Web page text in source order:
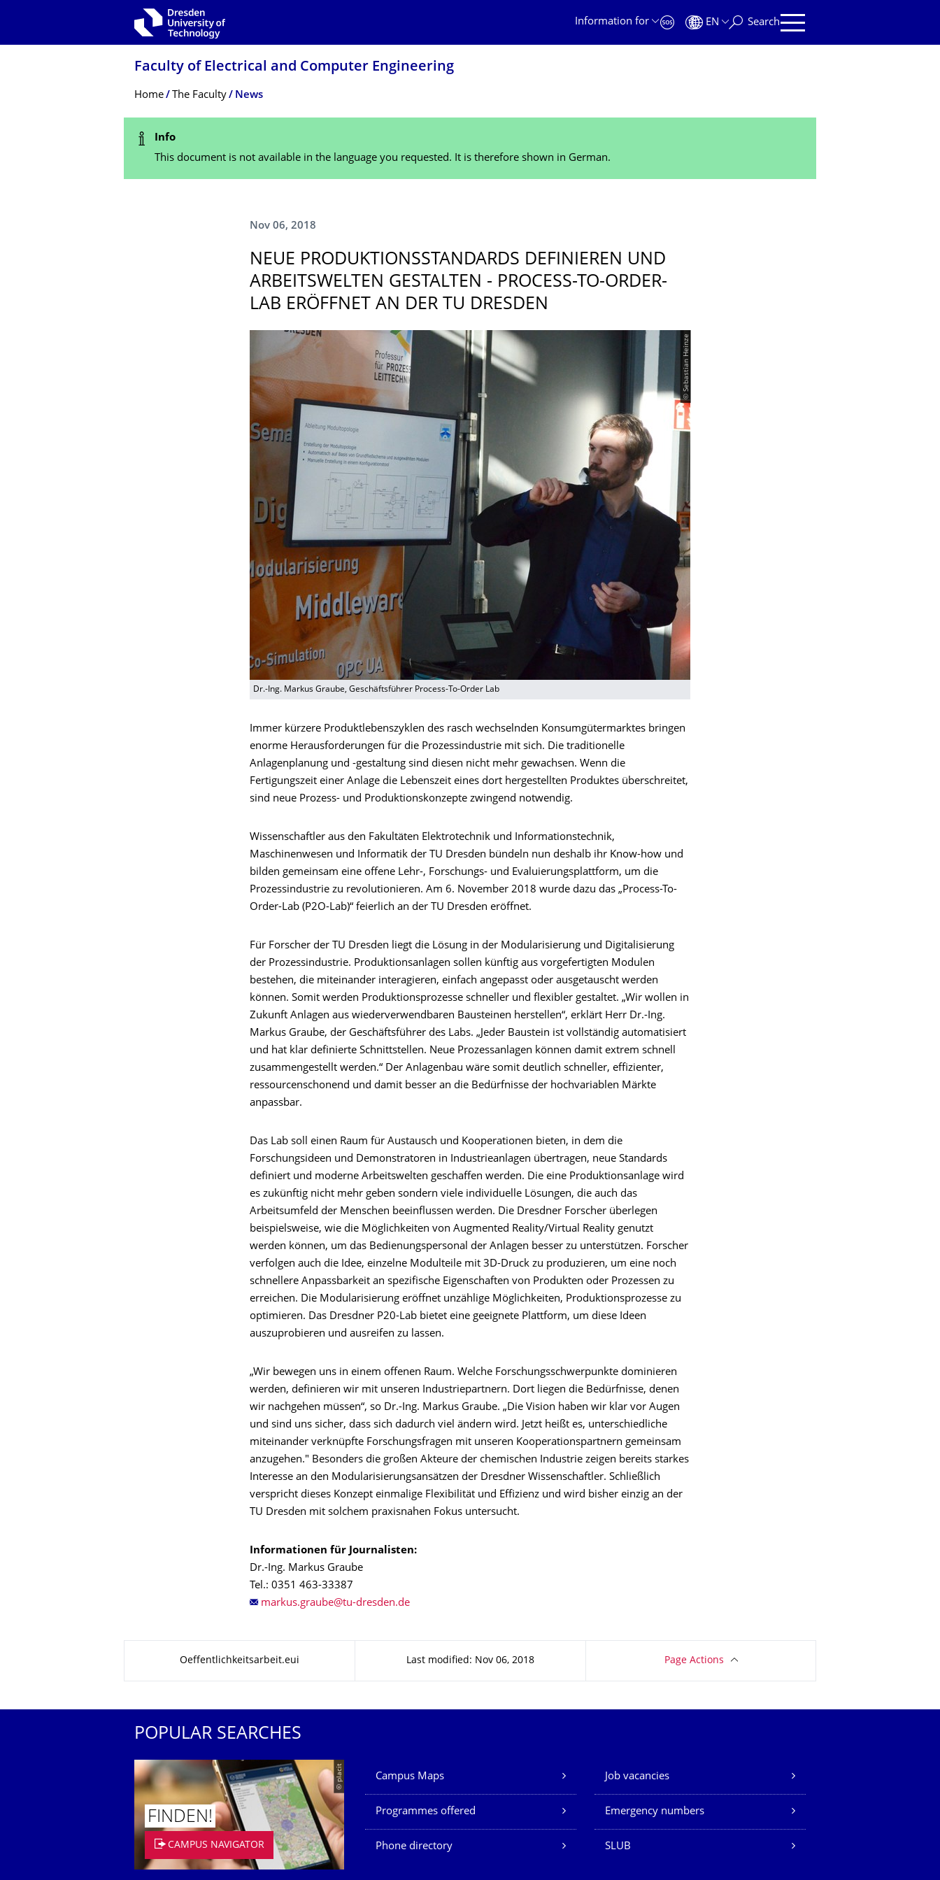
Information for
EN Search
Faculty of Electrical and Computer Engineering
Breadcrumb Menu
Home The Faculty News
Status Message
Info
This document is not available in the language you requested. It is therefore shown in German.
Nov 06, 2018
NEUE PRODUK­TIONSSTANDARDS DEFINIEREN UND
ARBEITSWELTEN GESTALTEN - PROCESS-TO-ORDER-
LAB ERÖFFNET AN DER TU DRESDEN
© Sebastian Heinze
Dr.-Ing. Markus Graube, Geschäftsführer Process-To-Order Lab
Immer kürzere Produktlebenszyklen des rasch wechselnden Konsumgütermarktes bringen
enorme Herausforderungen für die Prozessindustrie mit sich. Die traditionelle
Anlagenplanung und -gestaltung sind diesen nicht mehr gewachsen. Wenn die
Fertigungszeit einer Anlage die Lebenszeit eines dort hergestellten Produktes überschreitet,
sind neue Prozess- und Produktionskonzepte zwingend notwendig.
Wissenschaftler aus den Fakultäten Elektrotechnik und Informationstechnik,
Maschinenwesen und Informatik der TU Dresden bündeln nun deshalb ihr Know-how und
bilden gemeinsam eine offene Lehr-, Forschungs- und Evaluierungsplattform, um die
Prozessindustrie zu revolutionieren. Am 6. November 2018 wurde dazu das „Process-To-
Order-Lab (P2O-Lab)“ feierlich an der TU Dresden eröffnet.
Für Forscher der TU Dresden liegt die Lösung in der Modularisierung und Digitalisierung
der Prozessindustrie. Produktionsanlagen sollen künftig aus vorgefertigten Modulen
bestehen, die miteinander interagieren, einfach angepasst oder ausgetauscht werden
können. Somit werden Produktionsprozesse schneller und flexibler gestaltet. „Wir wollen in
Zukunft Anlagen aus wiederverwendbaren Bausteinen herstellen“, erklärt Herr Dr.-Ing.
Markus Graube, der Geschäftsführer des Labs. „Jeder Baustein ist vollständig automatisiert
und hat klar definierte Schnittstellen. Neue Prozessanlagen können damit extrem schnell
zusammengestellt werden.“ Der Anlagenbau wäre somit deutlich schneller, effizienter,
ressourcenschonend und damit besser an die Bedürfnisse der hochvariablen Märkte
anpassbar.
Das Lab soll einen Raum für Austausch und Kooperationen bieten, in dem die
Forschungsideen und Demonstratoren in Industrieanlagen übertragen, neue Standards
definiert und moderne Arbeitswelten geschaffen werden. Die eine Produktionsanlage wird
es zukünftig nicht mehr geben sondern viele individuelle Lösungen, die auch das
Arbeitsumfeld der Menschen beeinflussen werden. Die Dresdner Forscher überlegen
beispielsweise, wie die Möglichkeiten von Augmented Reality/Virtual Reality genutzt
werden können, um das Bedienungspersonal der Anlagen besser zu unterstützen. Forscher
verfolgen auch die Idee, einzelne Modulteile mit 3D-Druck zu produzieren, um eine noch
schnellere Anpassbarkeit an spezifische Eigenschaften von Produkten oder Prozessen zu
erreichen. Die Modularisierung eröffnet unzählige Möglichkeiten, Produktionsprozesse zu
optimieren. Das Dresdner P20-Lab bietet eine geeignete Plattform, um diese Ideen
auszuprobieren und ausreifen zu lassen.
„Wir bewegen uns in einem offenen Raum. Welche Forschungsschwerpunkte dominieren
werden, definieren wir mit unseren Industriepartnern. Dort liegen die Bedürfnisse, denen
wir nachgehen müssen“, so Dr.-Ing. Markus Graube. „Die Vision haben wir klar vor Augen
und sind uns sicher, dass sich dadurch viel ändern wird. Jetzt heißt es, unterschiedliche
miteinander verknüpfte Forschungsfragen mit unseren Kooperationspartnern gemeinsam
anzugehen." Besonders die großen Akteure der chemischen Industrie zeigen bereits starkes
Interesse an den Modularisierungsansätzen der Dresdner Wissenschaftler. Schließlich
verspricht dieses Konzept einmalige Flexibilität und Effizienz und wird bisher einzig an der
TU Dresden mit solchem praxisnahen Fokus untersucht.
Informationen für Journalisten:
Dr.-Ing. Markus Graube
Tel.: 0351 463-33387
Oeffentlichkeitsarbeit.eui Last modified: Nov 06, 2018 Page Actions
POPULAR SEARCHES
© placit
FINDEN!
CAMPUS NAVIGATOR
Our Services
Campus Maps Job vacancies
Programmes offered Emergency numbers
Phone directory SLUB